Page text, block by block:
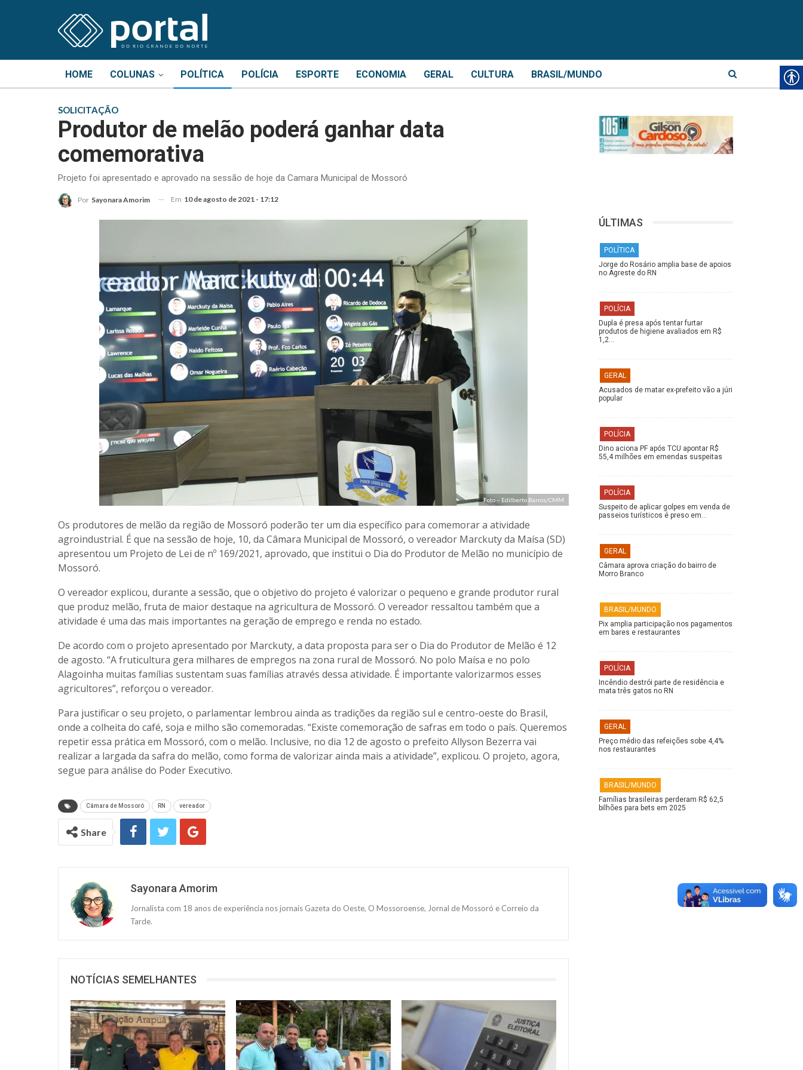
HOME COLUNAS POLÍTICA POLÍCIA ESPORTE ECONOMIA GERAL CULTURA BRASIL/MUNDO
SOLICITAÇÃO
Produtor de melão poderá ganhar data
comemorativa
Projeto foi apresentado e aprovado na sessão de hoje da Camara Municipal de Mossoró
Por Sayonara Amorim Em 10 de agosto de 2021 - 17:12
Foto – Edilberto Barros/CMM
Os produtores de melão da região de Mossoró poderão ter um dia específico para comemorar a atividade
agroindustrial. É que na sessão de hoje, 10, da Câmara Municipal de Mossoró, o vereador Marckuty da Maísa (SD)
apresentou um Projeto de Lei de nº 169/2021, aprovado, que institui o Dia do Produtor de Melão no município de
Mossoró.
O vereador explicou, durante a sessão, que o objetivo do projeto é valorizar o pequeno e grande produtor rural
que produz melão, fruta de maior destaque na agricultura de Mossoró. O vereador ressaltou também que a
atividade é uma das mais importantes na geração de emprego e renda no estado.
De acordo com o projeto apresentado por Marckuty, a data proposta para ser o Dia do Produtor de Melão é 12
de agosto. “A fruticultura gera milhares de empregos na zona rural de Mossoró. No polo Maísa e no polo
Alagoinha muitas famílias sustentam suas famílias através dessa atividade. É importante valorizarmos esses
agricultores”, reforçou o vereador.
Para justificar o seu projeto, o parlamentar lembrou ainda as tradições da região sul e centro-oeste do Brasil,
onde a colheita do café, soja e milho são comemoradas. “Existe comemoração de safras em todo o país. Queremos
repetir essa prática em Mossoró, com o melão. Inclusive, no dia 12 de agosto o prefeito Allyson Bezerra vai
realizar a largada da safra do melão, como forma de valorizar ainda mais a atividade”, explicou. O projeto, agora,
segue para análise do Poder Executivo.
Câmara de Mossoró RN vereador
Share
Sayonara Amorim
Jornalista com 18 anos de experiência nos jornais Gazeta do Oeste, O Mossoroense, Jornal de Mossoró e Correio da
Tarde.
NOTÍCIAS SEMELHANTES
ÚLTIMAS
POLÍTICA
Jorge do Rosário amplia base de apoios
no Agreste do RN
POLÍCIA
Dupla é presa após tentar furtar
produtos de higiene avaliados em R$
1,2…
GERAL
Acusados de matar ex-prefeito vão a júri
popular
POLÍCIA
Dino aciona PF após TCU apontar R$
55,4 milhões em emendas suspeitas
POLÍCIA
Suspeito de aplicar golpes em venda de
passeios turísticos é preso em…
GERAL
Câmara aprova criação do bairro de
Morro Branco
BRASIL/MUNDO
Pix amplia participação nos pagamentos
em bares e restaurantes
POLÍCIA
Incêndio destrói parte de residência e
mata três gatos no RN
GERAL
Preço médio das refeições sobe 4,4%
nos restaurantes
BRASIL/MUNDO
Famílias brasileiras perderam R$ 62,5
bilhões para bets em 2025